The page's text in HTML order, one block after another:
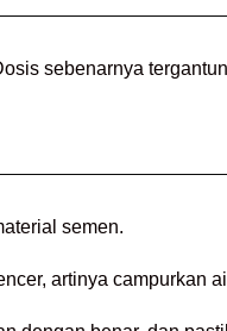
sebenarnya
semen.
artinya campurkan